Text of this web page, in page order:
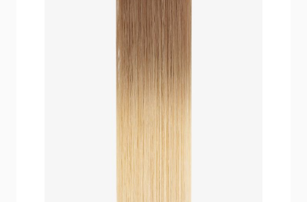
Unsere neuen und verbesserten hairtalk Standard
Tape Extensions bieten denselben diskreten Look
mit optimierter Leistung und höherer Haltbarkeit.
ein Konto erstellen